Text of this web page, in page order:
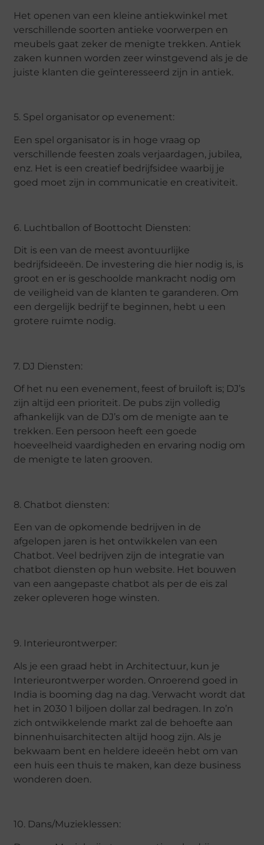
Het openen van een kleine antiekwinkel met
verschillende soorten antieke voorwerpen en
meubels gaat zeker de menigte trekken. Antiek
zaken kunnen worden zeer winstgevend als je de
juiste klanten die geïnteresseerd zijn in antiek.
5. Spel organisator op evenement:
Een spel organisator is in hoge vraag op
verschillende feesten zoals verjaardagen, jubilea,
enz. Het is een creatief bedrijfsidee waarbij je
goed moet zijn in communicatie en creativiteit.
6. Luchtballon of Boottocht Diensten:
Dit is een van de meest avontuurlijke
bedrijfsideeën. De investering die hier nodig is, is
groot en er is geschoolde mankracht nodig om
de veiligheid van de klanten te garanderen. Om
een dergelijk bedrijf te beginnen, hebt u een
grotere ruimte nodig.
7. DJ Diensten:
Of het nu een evenement, feest of bruiloft is; DJ’s
zijn altijd een prioriteit. De pubs zijn volledig
afhankelijk van de DJ’s om de menigte aan te
trekken. Een persoon heeft een goede
hoeveelheid vaardigheden en ervaring nodig om
de menigte te laten grooven.
8. Chatbot diensten:
Een van de opkomende bedrijven in de
afgelopen jaren is het ontwikkelen van een
Chatbot. Veel bedrijven zijn de integratie van
chatbot diensten op hun website. Het bouwen
van een aangepaste chatbot als per de eis zal
zeker opleveren hoge winsten.
9. Interieurontwerper:
Als je een graad hebt in Architectuur, kun je
Interieurontwerper worden. Onroerend goed in
India is booming dag na dag. Verwacht wordt dat
het in 2030 1 biljoen dollar zal bedragen. In zo’n
zich ontwikkelende markt zal de behoefte aan
binnenhuisarchitecten altijd hoog zijn. Als je
bekwaam bent en heldere ideeën hebt om van
een huis een thuis te maken, kan deze business
wonderen doen.
10. Dans/Muzieklessen: